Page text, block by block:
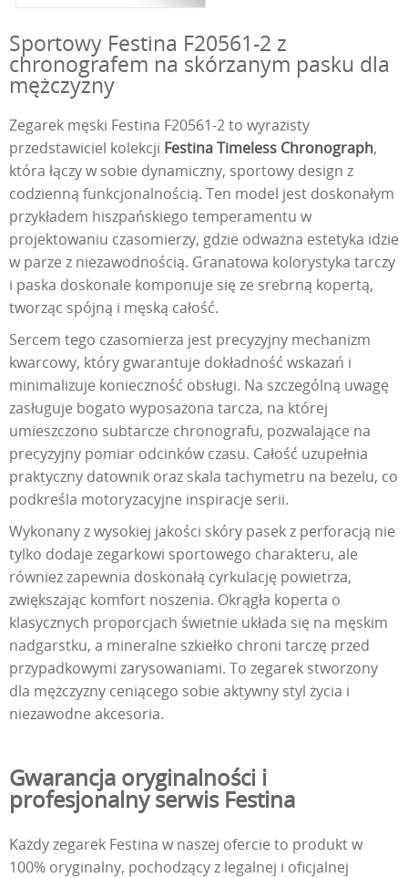
Sportowy Festina F20561-2 z
chronografem na skórzanym pasku dla
mężczyzny
Zegarek męski Festina F20561-2 to wyrazisty
przedstawiciel kolekcji Festina Timeless Chronograph,
która łączy w sobie dynamiczny, sportowy design z
codzienną funkcjonalnością. Ten model jest doskonałym
przykładem hiszpańskiego temperamentu w
projektowaniu czasomierzy, gdzie odważna estetyka idzie
w parze z niezawodnością. Granatowa kolorystyka tarczy
i paska doskonale komponuje się ze srebrną kopertą,
tworząc spójną i męską całość.
Sercem tego czasomierza jest precyzyjny mechanizm
kwarcowy, który gwarantuje dokładność wskazań i
minimalizuje konieczność obsługi. Na szczególną uwagę
zasługuje bogato wyposażona tarcza, na której
umieszczono subtarcze chronografu, pozwalające na
precyzyjny pomiar odcinków czasu. Całość uzupełnia
praktyczny datownik oraz skala tachymetru na bezelu, co
podkreśla motoryzacyjne inspiracje serii.
Wykonany z wysokiej jakości skóry pasek z perforacją nie
tylko dodaje zegarkowi sportowego charakteru, ale
również zapewnia doskonałą cyrkulację powietrza,
zwiększając komfort noszenia. Okrągła koperta o
klasycznych proporcjach świetnie układa się na męskim
nadgarstku, a mineralne szkiełko chroni tarczę przed
przypadkowymi zarysowaniami. To zegarek stworzony
dla mężczyzny ceniącego sobie aktywny styl życia i
niezawodne akcesoria.
Gwarancja oryginalności i
profesjonalny serwis Festina
Każdy zegarek Festina w naszej ofercie to produkt w
100% oryginalny, pochodzący z legalnej i oficjalnej